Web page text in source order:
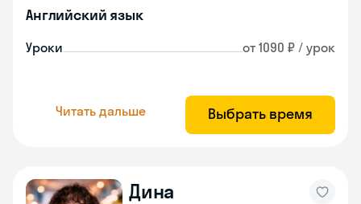
Английский язык
Уроки от 1090 ₽ / урок
Читать дальше Выбрать время
Дина